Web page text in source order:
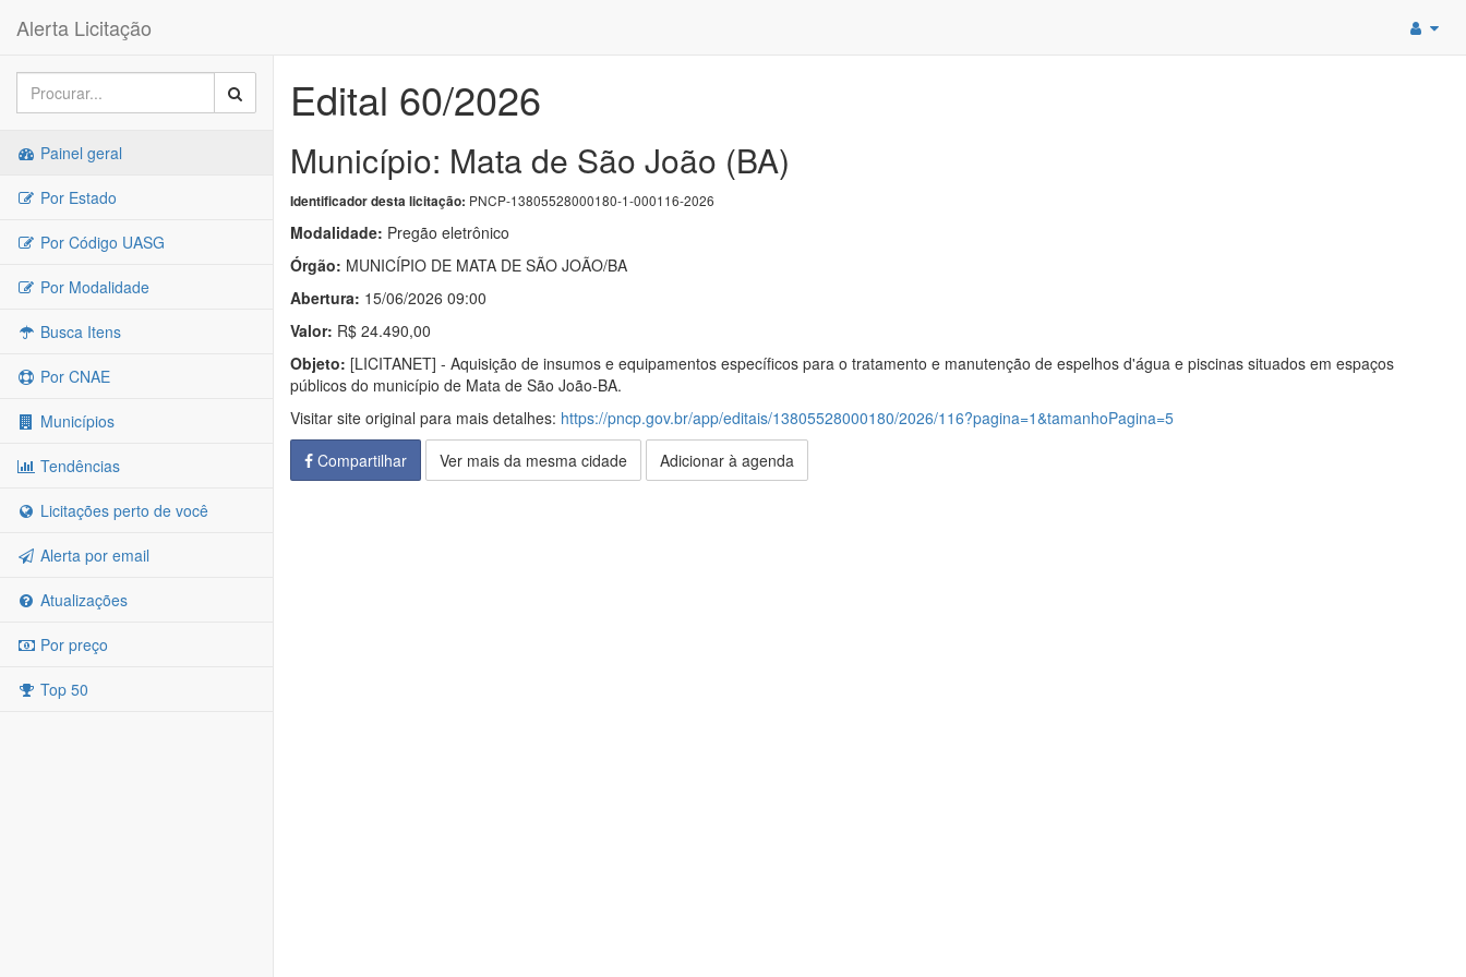
Alerta Licitação
Painel geral
Por Estado
Por Código UASG
Por Modalidade
Busca Itens
Por CNAE
Municípios
Tendências
Licitações perto de você
Alerta por email
Atualizações
Por preço
Top 50
Edital 60/2026
Município: Mata de São João (BA)
Identificador desta licitação: PNCP-13805528000180-1-000116-2026
Modalidade: Pregão eletrônico
Órgão: MUNICÍPIO DE MATA DE SÃO JOÃO/BA
Abertura: 15/06/2026 09:00
Valor: R$ 24.490,00
Objeto: [LICITANET] - Aquisição de insumos e equipamentos específicos para o tratamento e manutenção de espelhos d'água e piscinas situados em espaços
públicos do município de Mata de São João-BA.
Visitar site original para mais detalhes: https://pncp.gov.br/app/editais/13805528000180/2026/116?pagina=1&tamanhoPagina=5
Compartilhar
Ver mais da mesma cidade Adicionar à agenda